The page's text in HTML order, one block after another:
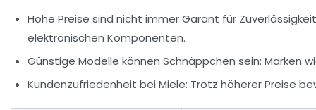
Hohe Preise sind nicht immer Garant für
elektronischen Komponenten.
Günstige Modelle können Schnäppchen sein: Marken
Kundenzufriedenheit bei Miele: Trotz höherer Preise